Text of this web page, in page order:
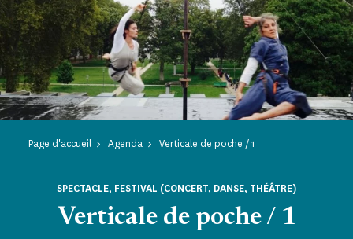
Page d'accueil Agenda Verticale de poche / 1
Verticale de poche / 1
SPECTACLE, FESTIVAL (CONCERT, DANSE, THÉÂTRE)